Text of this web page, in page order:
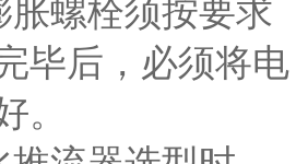
螺栓须按要求
毕后，必须将电
。